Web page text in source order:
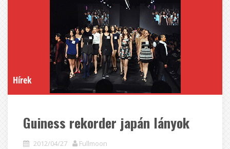
Hírek
Guiness rekorder japán lányok
2012/04/27 Fullmoon